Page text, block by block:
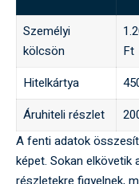
Személyi
kölcsön
Ft
Hitelkártya
Áruhiteli részlet
A fenti adatok
képet. Sokan elkövetik